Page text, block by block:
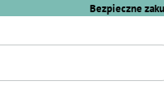
Bezpieczne